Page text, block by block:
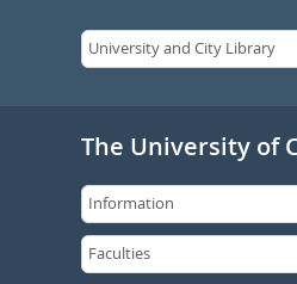
The University of